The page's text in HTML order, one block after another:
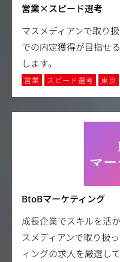
営業×スピード選考
マスメディアンで取り
での内定獲得が目指せ
します。
営業 スピード選考 東京
BtoBマーケティング
成長企業でスキルを活
スメディアンで取り扱
ィングの求人を厳選し